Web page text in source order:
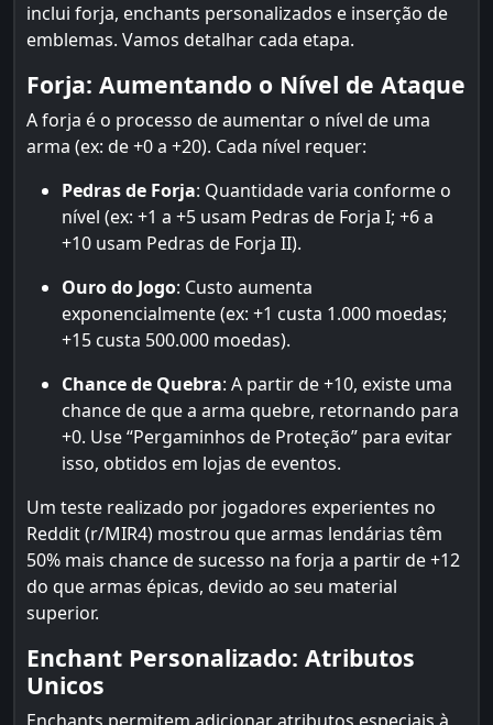
inclui forja, enchants personalizados e inserção de
emblemas. Vamos detalhar cada etapa.
Forja: Aumentando o Nível de Ataque
A forja é o processo de aumentar o nível de uma
arma (ex: de +0 a +20). Cada nível requer:
Pedras de Forja: Quantidade varia conforme o
nível (ex: +1 a +5 usam Pedras de Forja I; +6 a
+10 usam Pedras de Forja II).
Ouro do Jogo: Custo aumenta
exponencialmente (ex: +1 custa 1.000 moedas;
+15 custa 500.000 moedas).
Chance de Quebra: A partir de +10, existe uma
chance de que a arma quebre, retornando para
+0. Use “Pergaminhos de Proteção” para evitar
isso, obtidos em lojas de eventos.
Um teste realizado por jogadores experientes no
Reddit (r/MIR4) mostrou que armas lendárias têm
50% mais chance de sucesso na forja a partir de +12
do que armas épicas, devido ao seu material
superior.
Enchant Personalizado: Atributos
Unicos